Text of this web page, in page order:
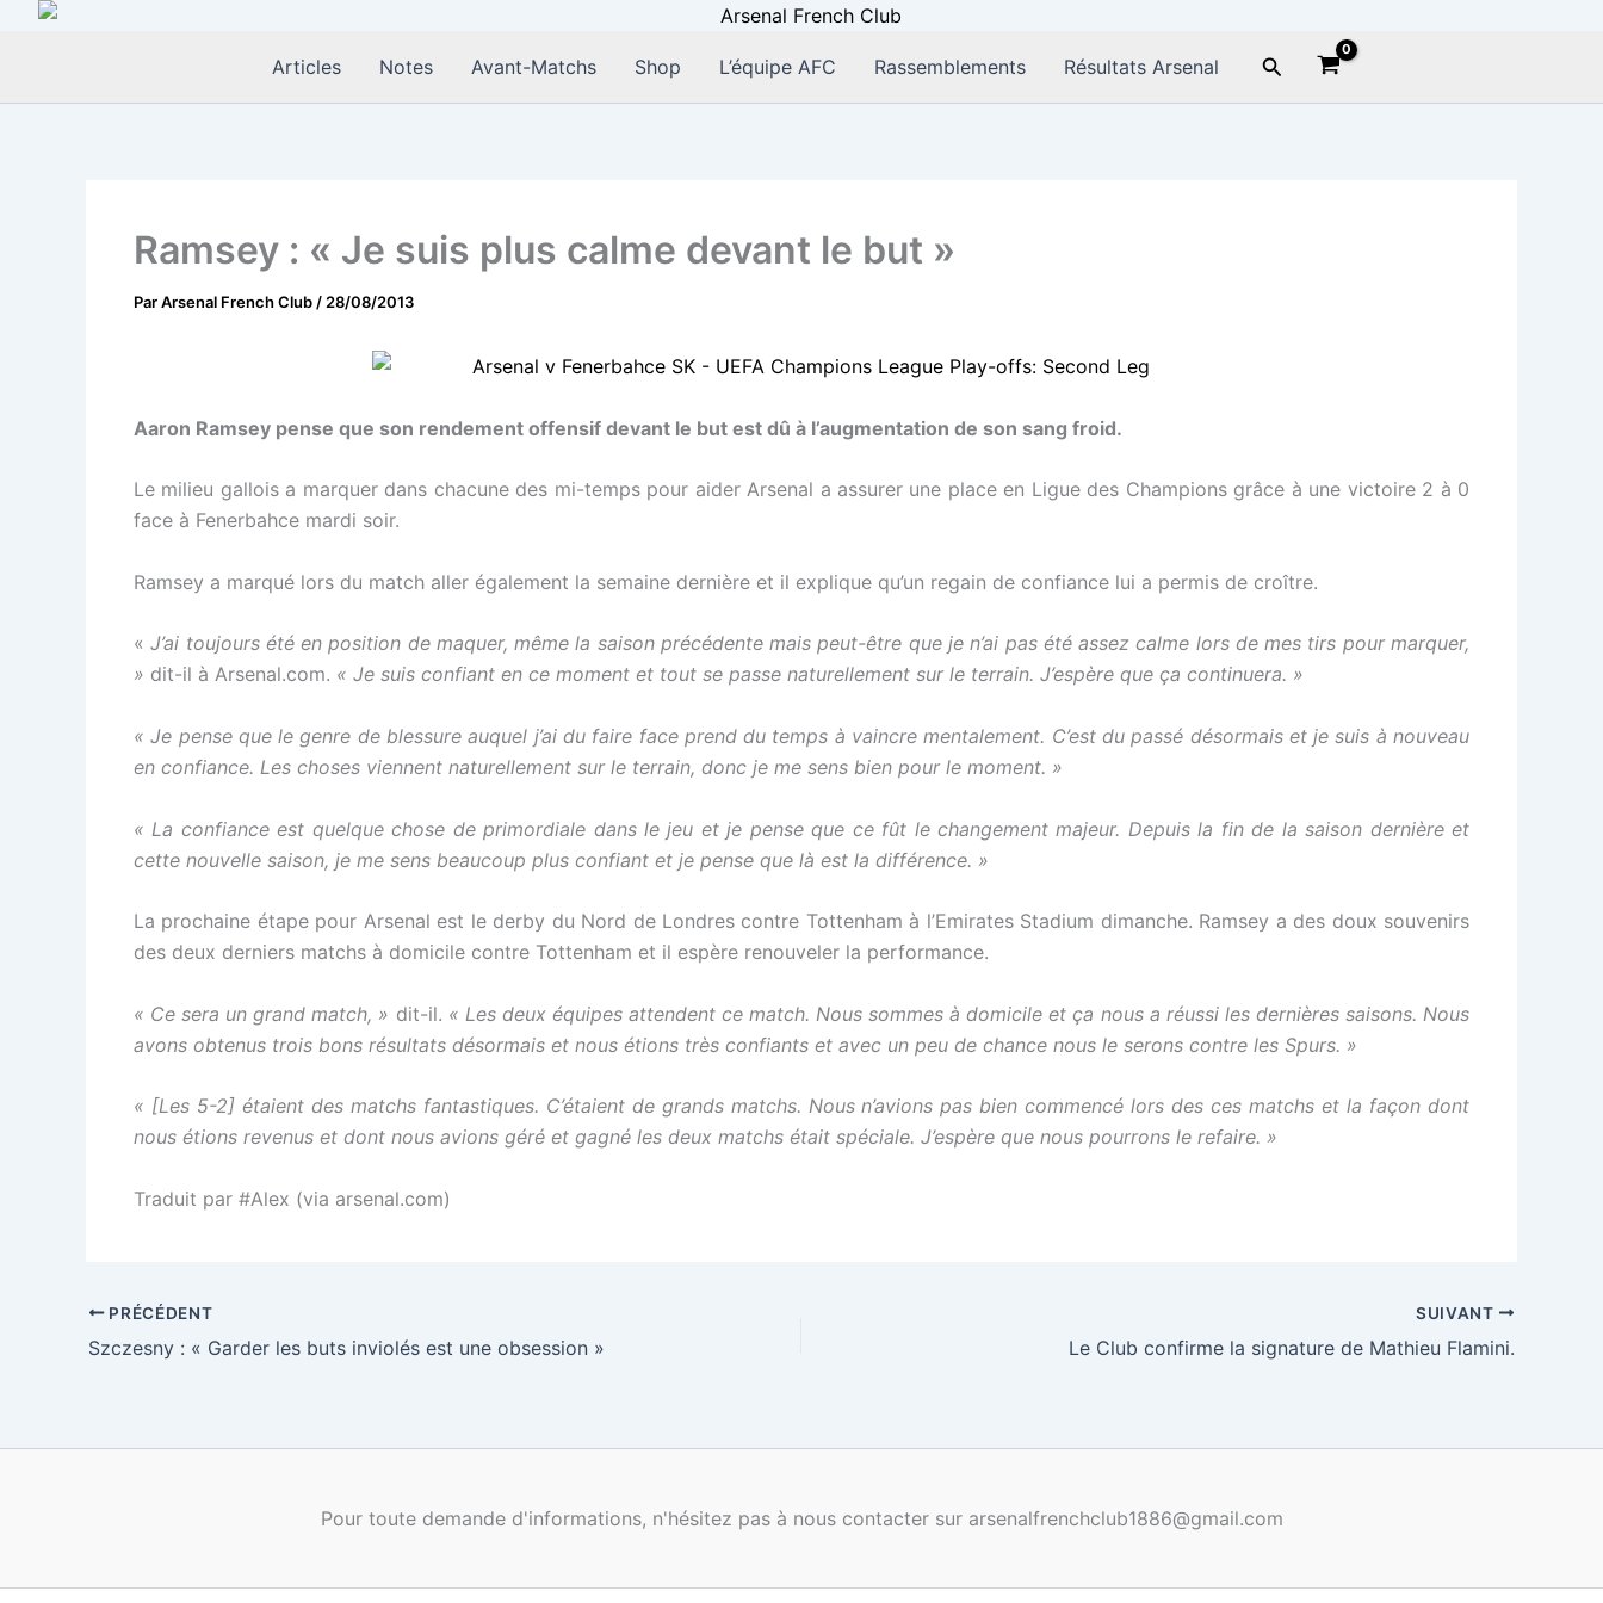
Aller
Articles Notes Avant-Matchs Shop L’équipe AFC Rassemblements Résultats Arsenal Rechercher
Ramsey : « Je suis plus calme devant le but »
ParArsenal French Club / 28/08/2013
Aaron Ramsey pense que son rendement offensif devant le but est dû à l’augmentation de son sang froid.
Le milieu gallois a marquer dans chacune des mi-temps pour aider Arsenal a assurer une place en Ligue des Champions grâce à une victoire 2 à 0
face à Fenerbahce mardi soir.
Ramsey a marqué lors du match aller également la semaine dernière et il explique qu’un regain de confiance lui a permis de croître.
« J’ai toujours été en position de maquer, même la saison précédente mais peut-être que je n’ai pas été assez calme lors de mes tirs pour marquer,
» dit-il à Arsenal.com. « Je suis confiant en ce moment et tout se passe naturellement sur le terrain. J’espère que ça continuera. »
« Je pense que le genre de blessure auquel j’ai du faire face prend du temps à vaincre mentalement. C’est du passé désormais et je suis à nouveau
en confiance. Les choses viennent naturellement sur le terrain, donc je me sens bien pour le moment. »
« La confiance est quelque chose de primordiale dans le jeu et je pense que ce fût le changement majeur. Depuis la fin de la saison dernière et
cette nouvelle saison, je me sens beaucoup plus confiant et je pense que là est la différence. »
La prochaine étape pour Arsenal est le derby du Nord de Londres contre Tottenham à l’Emirates Stadium dimanche. Ramsey a des doux souvenirs
des deux derniers matchs à domicile contre Tottenham et il espère renouveler la performance.
« Ce sera un grand match, » dit-il. « Les deux équipes attendent ce match. Nous sommes à domicile et ça nous a réussi les dernières saisons. Nous
avons obtenus trois bons résultats désormais et nous étions très confiants et avec un peu de chance nous le serons contre les Spurs. »
« [Les 5-2] étaient des matchs fantastiques. C’étaient de grands matchs. Nous n’avions pas bien commencé lors des ces matchs et la façon dont
nous étions revenus et dont nous avions géré et gagné les deux matchs était spéciale. J’espère que nous pourrons le refaire. »
Traduit par #Alex (via arsenal.com)
PRÉCÉDENT
Szczesny : « Garder les buts inviolés est une obsession »
SUIVANT
Le Club confirme la signature de Mathieu Flamini.
Pour toute demande d'informations, n'hésitez pas à nous contacter sur arsenalfrenchclub1886@gmail.com